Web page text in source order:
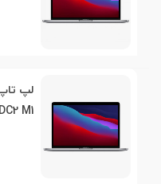
M1